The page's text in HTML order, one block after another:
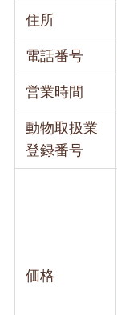
住所
電話番号
営業時間
動物取扱業
登録番号
価格